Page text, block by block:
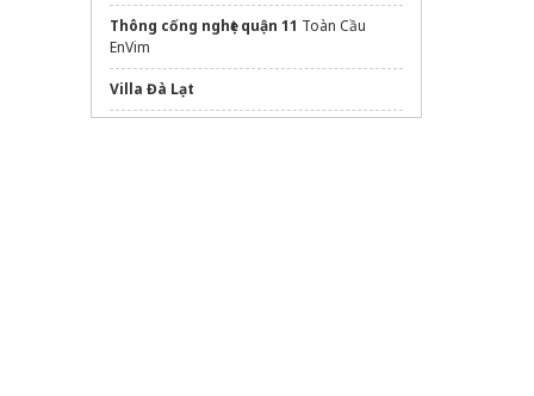
Thông cống nghẹt quận 11 Toàn Cầu
EnVim
Villa Đà Lạt